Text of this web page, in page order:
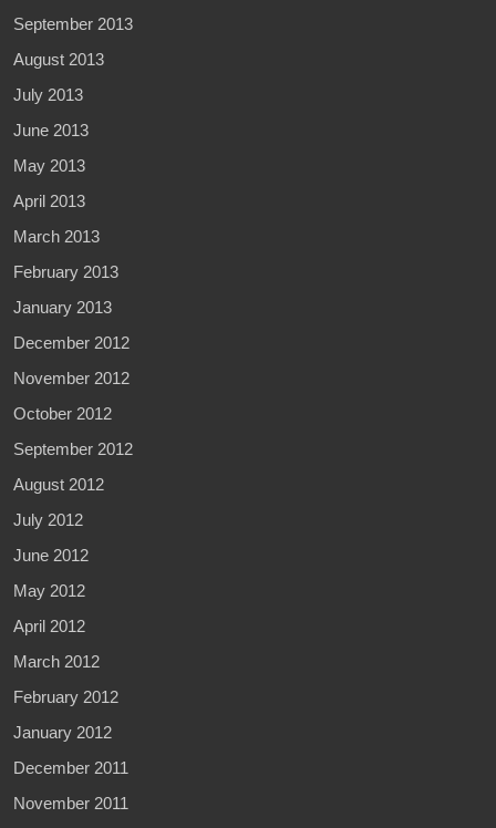
September 2013
August 2013
July 2013
June 2013
May 2013
April 2013
March 2013
February 2013
January 2013
December 2012
November 2012
October 2012
September 2012
August 2012
July 2012
June 2012
May 2012
April 2012
March 2012
February 2012
January 2012
December 2011
November 2011